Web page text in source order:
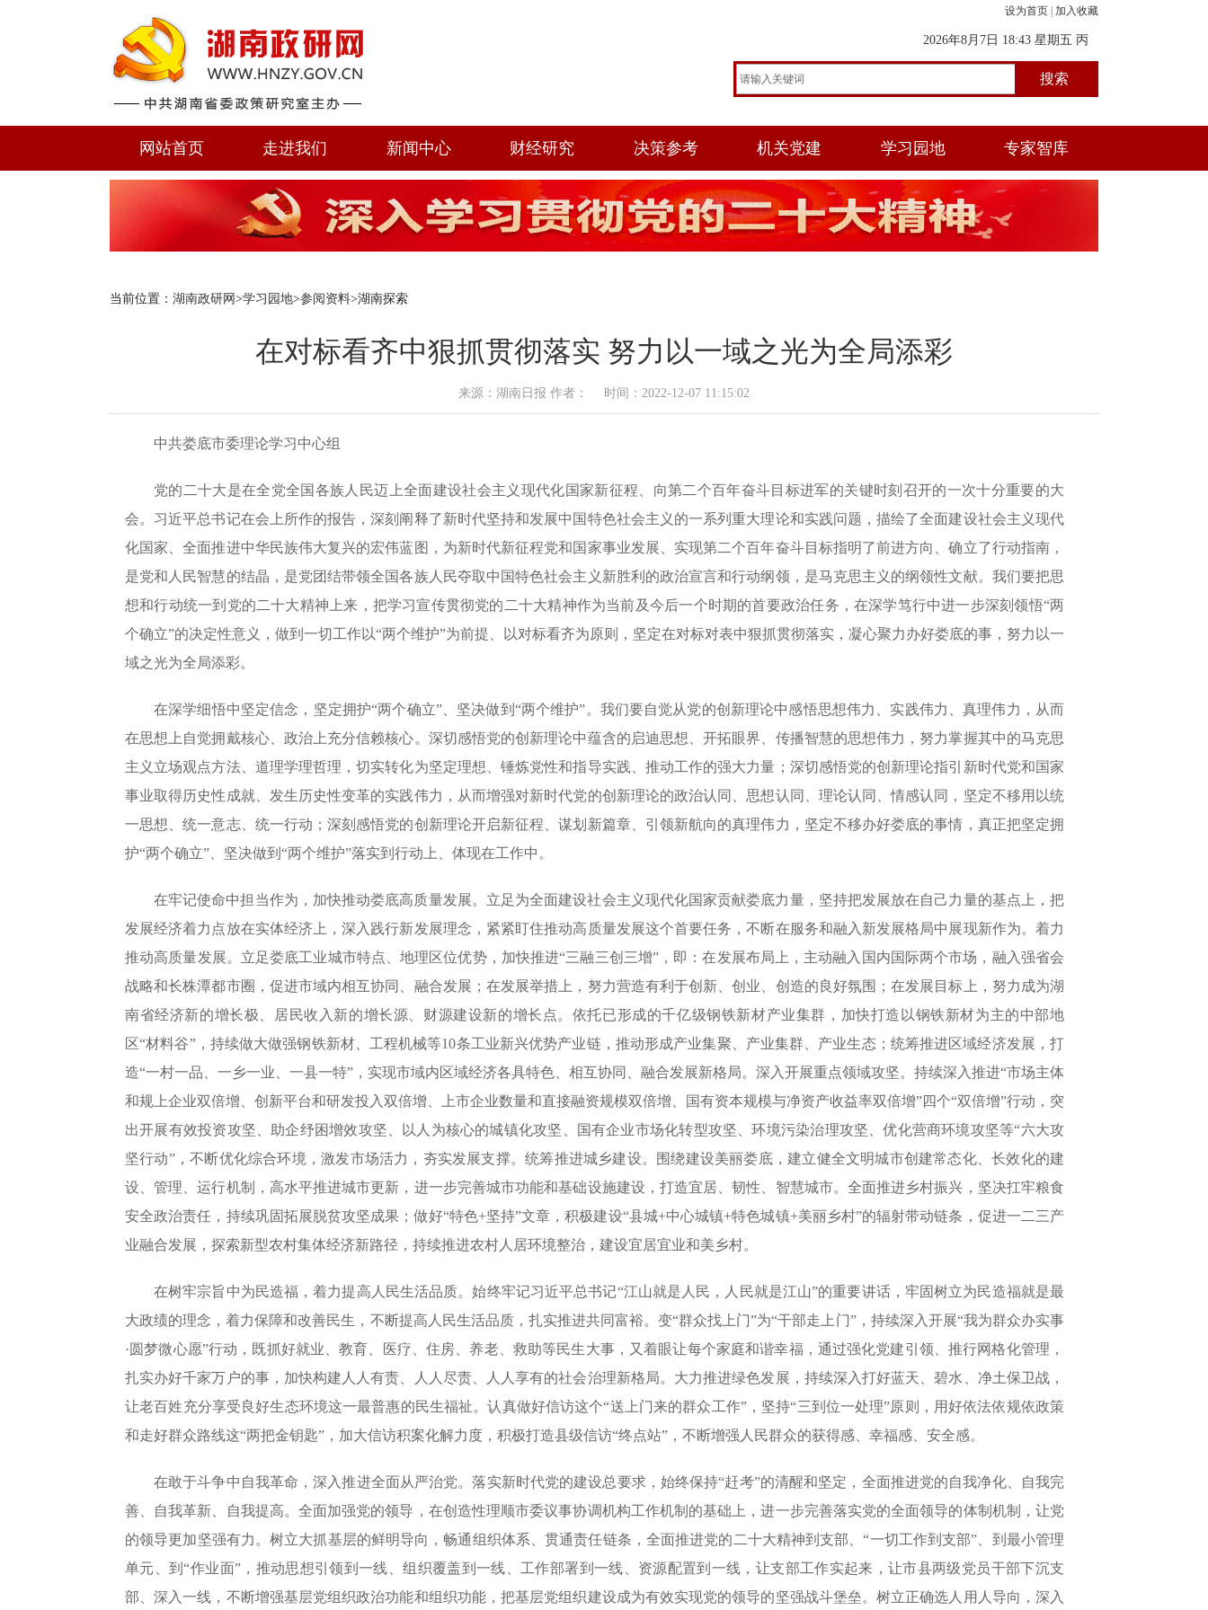
设为首页 加入收藏
2026年8月7日 18:43 星期五 丙
午年(马) 五月初二 酉时
网站首页 走进我们 新闻中心 财经研究 决策参考 机关党建 学习园地 专家智库
当前位置： 湖南政研网 >学习园地>参阅资料>湖南探索
在对标看齐中狠抓贯彻落实 努力以一域之光为全局添彩
来源：湖南日报 作者： 时间：2022-12-07 11:15:02
中共娄底市委理论学习中心组
党的二十大是在全党全国各族人民迈上全面建设社会主义现代化国家新征程、向第二个百年奋斗目标进军的关键时刻召开的一次十分重要的大
会。习近平总书记在会上所作的报告，深刻阐释了新时代坚持和发展中国特色社会主义的一系列重大理论和实践问题，描绘了全面建设社会主义现代
化国家、全面推进中华民族伟大复兴的宏伟蓝图，为新时代新征程党和国家事业发展、实现第二个百年奋斗目标指明了前进方向、确立了行动指南，
是党和人民智慧的结晶，是党团结带领全国各族人民夺取中国特色社会主义新胜利的政治宣言和行动纲领，是马克思主义的纲领性文献。我们要把思
想和行动统一到党的二十大精神上来，把学习宣传贯彻党的二十大精神作为当前及今后一个时期的首要政治任务，在深学笃行中进一步深刻领悟“两
个确立”的决定性意义，做到一切工作以“两个维护”为前提、以对标看齐为原则，坚定在对标对表中狠抓贯彻落实，凝心聚力办好娄底的事，努力以一
域之光为全局添彩。
在深学细悟中坚定信念，坚定拥护“两个确立”、坚决做到“两个维护”。我们要自觉从党的创新理论中感悟思想伟力、实践伟力、真理伟力，从而
在思想上自觉拥戴核心、政治上充分信赖核心。深切感悟党的创新理论中蕴含的启迪思想、开拓眼界、传播智慧的思想伟力，努力掌握其中的马克思
主义立场观点方法、道理学理哲理，切实转化为坚定理想、锤炼党性和指导实践、推动工作的强大力量；深切感悟党的创新理论指引新时代党和国家
事业取得历史性成就、发生历史性变革的实践伟力，从而增强对新时代党的创新理论的政治认同、思想认同、理论认同、情感认同，坚定不移用以统
一思想、统一意志、统一行动；深刻感悟党的创新理论开启新征程、谋划新篇章、引领新航向的真理伟力，坚定不移办好娄底的事情，真正把坚定拥
护“两个确立”、坚决做到“两个维护”落实到行动上、体现在工作中。
在牢记使命中担当作为，加快推动娄底高质量发展。立足为全面建设社会主义现代化国家贡献娄底力量，坚持把发展放在自己力量的基点上，把
发展经济着力点放在实体经济上，深入践行新发展理念，紧紧盯住推动高质量发展这个首要任务，不断在服务和融入新发展格局中展现新作为。着力
推动高质量发展。立足娄底工业城市特点、地理区位优势，加快推进“三融三创三增”，即：在发展布局上，主动融入国内国际两个市场，融入强省会
战略和长株潭都市圈，促进市域内相互协同、融合发展；在发展举措上，努力营造有利于创新、创业、创造的良好氛围；在发展目标上，努力成为湖
南省经济新的增长极、居民收入新的增长源、财源建设新的增长点。依托已形成的千亿级钢铁新材产业集群，加快打造以钢铁新材为主的中部地
区“材料谷”，持续做大做强钢铁新材、工程机械等10条工业新兴优势产业链，推动形成产业集聚、产业集群、产业生态；统筹推进区域经济发展，打
造“一村一品、一乡一业、一县一特”，实现市域内区域经济各具特色、相互协同、融合发展新格局。深入开展重点领域攻坚。持续深入推进“市场主体
和规上企业双倍增、创新平台和研发投入双倍增、上市企业数量和直接融资规模双倍增、国有资本规模与净资产收益率双倍增”四个“双倍增”行动，突
出开展有效投资攻坚、助企纾困增效攻坚、以人为核心的城镇化攻坚、国有企业市场化转型攻坚、环境污染治理攻坚、优化营商环境攻坚等“六大攻
坚行动”，不断优化综合环境，激发市场活力，夯实发展支撑。统筹推进城乡建设。围绕建设美丽娄底，建立健全文明城市创建常态化、长效化的建
设、管理、运行机制，高水平推进城市更新，进一步完善城市功能和基础设施建设，打造宜居、韧性、智慧城市。全面推进乡村振兴，坚决扛牢粮食
安全政治责任，持续巩固拓展脱贫攻坚成果；做好“特色+坚持”文章，积极建设“县城+中心城镇+特色城镇+美丽乡村”的辐射带动链条，促进一二三产
业融合发展，探索新型农村集体经济新路径，持续推进农村人居环境整治，建设宜居宜业和美乡村。
在树牢宗旨中为民造福，着力提高人民生活品质。始终牢记习近平总书记“江山就是人民，人民就是江山”的重要讲话，牢固树立为民造福就是最
大政绩的理念，着力保障和改善民生，不断提高人民生活品质，扎实推进共同富裕。变“群众找上门”为“干部走上门”，持续深入开展“我为群众办实事
·圆梦微心愿”行动，既抓好就业、教育、医疗、住房、养老、救助等民生大事，又着眼让每个家庭和谐幸福，通过强化党建引领、推行网格化管理，
扎实办好千家万户的事，加快构建人人有责、人人尽责、人人享有的社会治理新格局。大力推进绿色发展，持续深入打好蓝天、碧水、净土保卫战，
让老百姓充分享受良好生态环境这一最普惠的民生福祉。认真做好信访这个“送上门来的群众工作”，坚持“三到位一处理”原则，用好依法依规依政策
和走好群众路线这“两把金钥匙”，加大信访积案化解力度，积极打造县级信访“终点站”，不断增强人民群众的获得感、幸福感、安全感。
在敢于斗争中自我革命，深入推进全面从严治党。落实新时代党的建设总要求，始终保持“赶考”的清醒和坚定，全面推进党的自我净化、自我完
善、自我革新、自我提高。全面加强党的领导，在创造性理顺市委议事协调机构工作机制的基础上，进一步完善落实党的全面领导的体制机制，让党
的领导更加坚强有力。树立大抓基层的鲜明导向，畅通组织体系、贯通责任链条，全面推进党的二十大精神到支部、“一切工作到支部”、到最小管理
单元、到“作业面”，推动思想引领到一线、组织覆盖到一线、工作部署到一线、资源配置到一线，让支部工作实起来，让市县两级党员干部下沉支
部、深入一线，不断增强基层党组织政治功能和组织功能，把基层党组织建设成为有效实现党的领导的坚强战斗堡垒。树立正确选人用人导向，深入